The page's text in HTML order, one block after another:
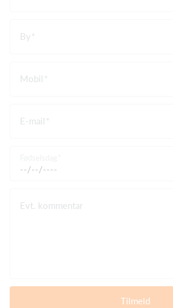
By
Mobil
E-mail
Evt. kommentar
Tilmeld